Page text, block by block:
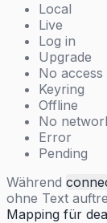
Local
Live
Log in
Upgrade
No access
Keyring
Offline
No
Error
Pending
Während
ohne Text
Mapping für